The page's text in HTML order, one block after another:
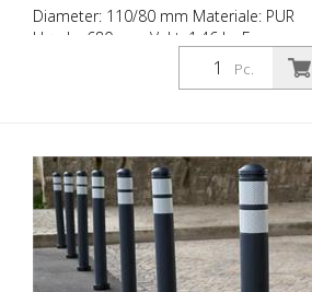
Diameter: 110/80 mm Materiale: PUR
Høyde: 680 mm Vekt: 1,46 kg Farge:
antrasittgrå 2 retroreflekterende striper
RAC 2 (uten festemateriell) City-pullerten
blir truffet eller rullet over.
Pc.